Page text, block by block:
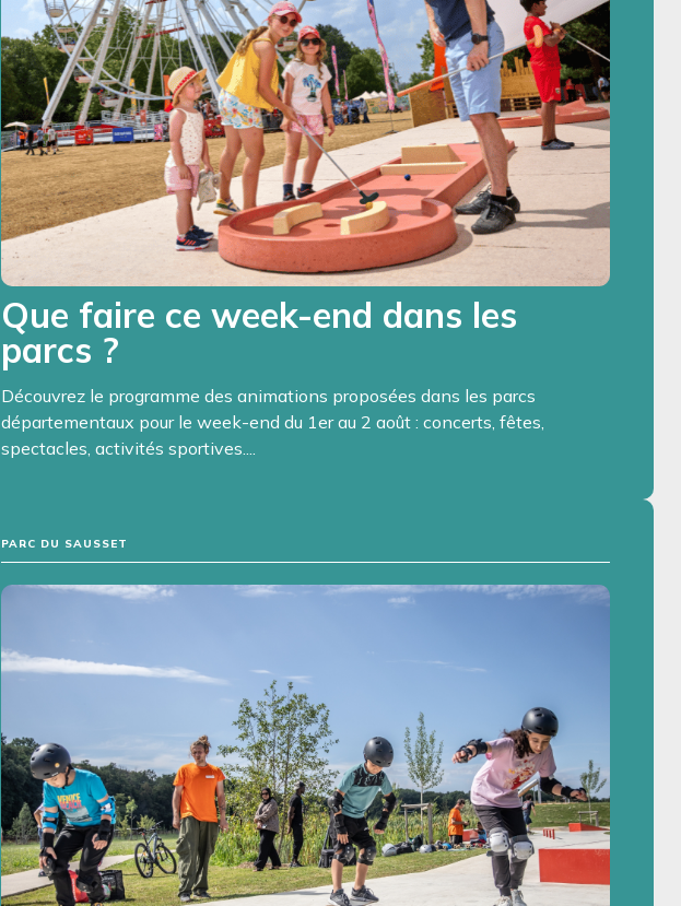
Que faire ce week-end dans les
parcs ?
Découvrez le programme des animations proposées dans les parcs
départementaux pour le week-end du 1er au 2 août : concerts, fêtes,
spectacles, activités sportives....
PARC DU SAUSSET